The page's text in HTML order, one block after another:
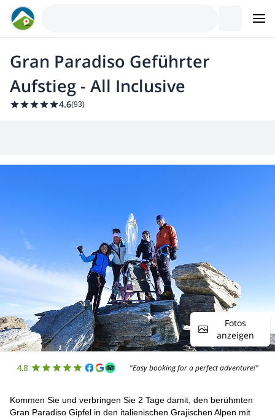
Gran Paradiso Geführter
Aufstieg - All Inclusive
4.6(93)
Fotos
anzeigen
4.8 "Easy booking for a perfect adventure!"
Kommen Sie und verbringen Sie 2 Tage damit, den berühmten
Gran Paradiso Gipfel in den italienischen Grajischen Alpen mit